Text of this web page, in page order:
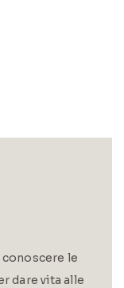
le
dare vita alle